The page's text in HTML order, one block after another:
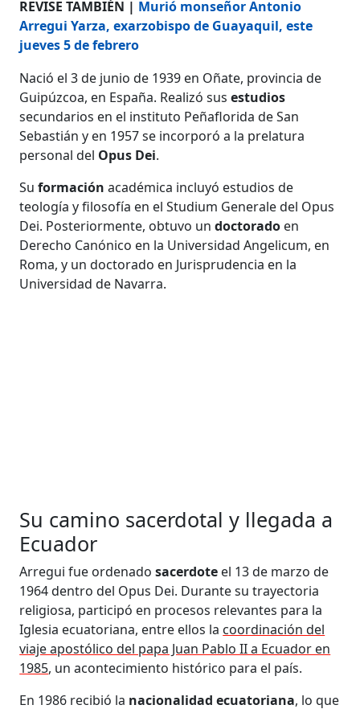
REVISE TAMBIÉN | Murió monseñor Antonio
Arregui Yarza, exarzobispo de Guayaquil, este
jueves 5 de febrero
Nació el 3 de junio de 1939 en Oñate, provincia de
Guipúzcoa, en España. Realizó susestudios
secundarios en el instituto Peñaflorida de San
Sebastián y en 1957 se incorporó a la prelatura
personal del Opus Dei.
Suformación académica incluyó estudios de
teología y filosofía en el Studium Generale del Opus
Dei. Posteriormente, obtuvo undoctorado en
Derecho Canónico en la Universidad Angelicum, en
Roma, y un doctorado en Jurisprudencia en la
Universidad de Navarra.
Su camino sacerdotal y llegada a
Ecuador
Arregui fue ordenadosacerdote el 13 de marzo de
1964 dentro del Opus Dei. Durante su trayectoria
religiosa, participó en procesos relevantes para la
Iglesia ecuatoriana, entre ellos la coordinación del
viaje apostólico del papa Juan Pablo II a Ecuador en
1985, un acontecimiento histórico para el país.
En 1986 recibió la nacionalidad ecuatoriana, lo que